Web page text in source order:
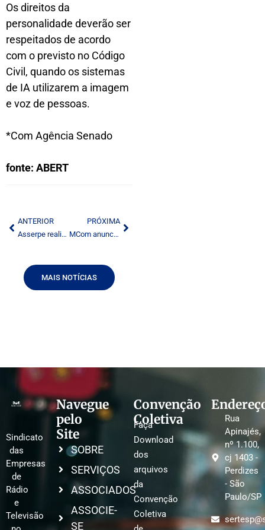
Os direitos da
personalidade deverão ser
respeitados de acordo
com o previsto no Código
Civil, quando os sistemas
de IA utilizarem a imagem
e voz de pessoas.
*Com Agência Senado
fonte: ABERT
ANTERIOR
Asserpe realiza seminário sobre os cenários para o jornalismo, política e economia em 2025
PRÓXIMA
MCom anuncia ações para radiodifusão em 2025
MAIS NOTÍCIAS
Sindicato
das
Empresas
de
Rádio
e
Televisão
Navegue
pelo
Site
SOBRE
SERVIÇOS
ASSOCIADOS
ASSOCIE-
SE
Convenção
Coletiva
Faça
Download
dos
arquivos
da
Convenção
Coletiva
Rua
Apinajés,
nº 1.100,
cj 1403 -
Perdizes
- São
Paulo/SP